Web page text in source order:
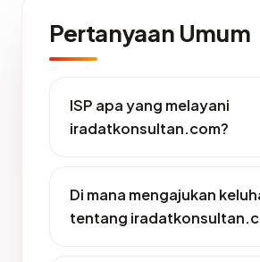
Pertanyaan Umum
ISP apa yang melayani
iradatkonsultan.com?
Di mana mengajukan
tentang